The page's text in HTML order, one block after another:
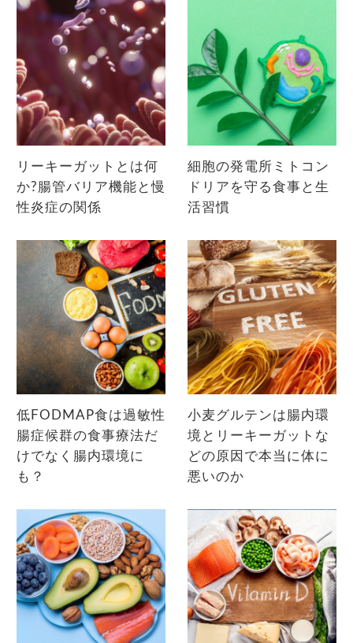
リーキーガットとは何
か?腸管バリア機能と慢
性炎症の関係
細胞の発電所ミトコン
ドリアを守る食事と生
活習慣
低FODMAP食は過敏性
腸症候群の食事療法だ
けでなく腸内環境に
も？
小麦グルテンは腸内環
境とリーキーガットな
どの原因で本当に体に
悪いのか